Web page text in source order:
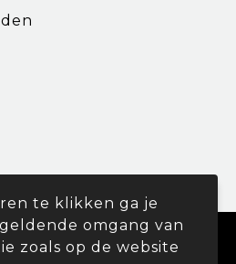
Promohouse 2024
te klikken ga je
omgang van
zoals op de website